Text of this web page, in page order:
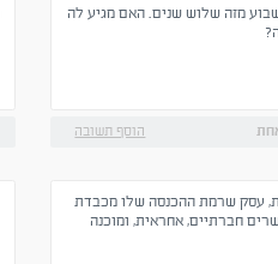
מזה שלוש שנים. האם מגיע לה
הוסף תשובה
עסק שרמת ההכנסה שלו מכבדת
חברתיים, אחראית, ומוכנה